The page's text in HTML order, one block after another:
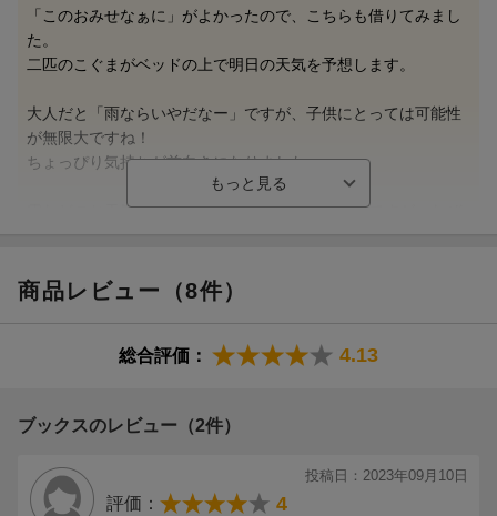
「このおみせなぁに」がよかったので、こちらも借りてみまし
た。
二匹のこぐまがベッドの上で明日の天気を予想します。
大人だと「雨ならいやだなー」ですが、子供にとっては可能性
が無限大ですね！
ちょっぴり気持ちが前向きになりました。
雲などのお天気に関心があり、傘も大好きな息子ですが、なぜ
（ミキサー車さん 40代・愛知県 男の子2歳）
【情報提供・絵本ナビ】
商品レビュー（8件）
総合評価： 4.13
ブックスのレビュー（2件）
投稿日：2023年09月10日
評価： 4